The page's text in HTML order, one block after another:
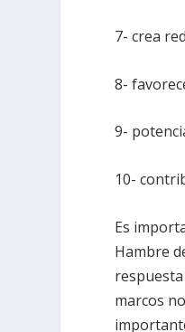
7- crea
8-
9-
10-
Es
Hambre
marcos